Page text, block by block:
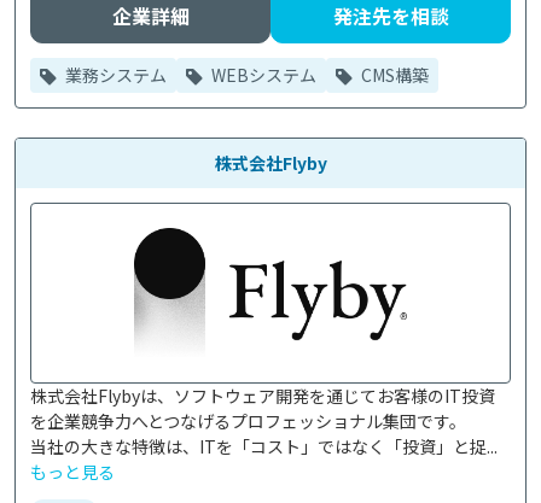
企業詳細 発注先を相談
業務システム WEBシステム CMS構築
株式会社Flyby
株式会社Flybyは、ソフトウェア開発を通じてお客様のIT投資
を企業競争力へとつなげるプロフェッショナル集団です。
当社の大きな特徴は、ITを「コスト」ではなく「投資」と捉...
もっと見る